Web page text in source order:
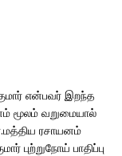
என்பவர் இறந்த
மூலம் வறுமையால்
ரசாயனம்
புற்றுநோய் பாதிப்பு